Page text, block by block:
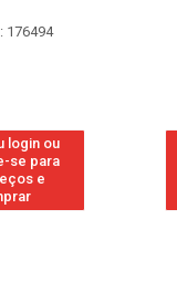
176494
login ou
se para
e